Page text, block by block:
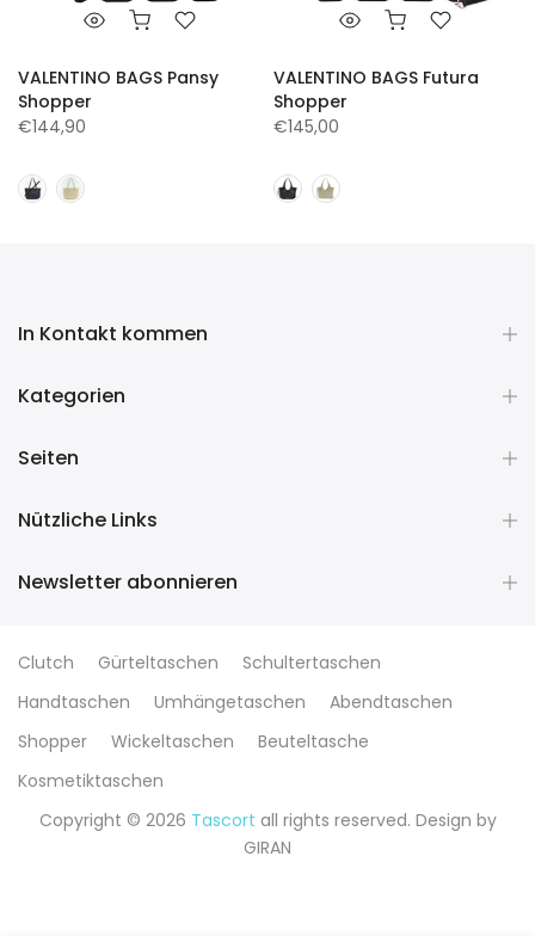
VALENTINO BAGS Pansy
Shopper
€144,90
VALENTINO BAGS Futura
Shopper
€145,00
In Kontakt kommen
Kategorien
Seiten
Nützliche Links
Newsletter abonnieren
Clutch Gürteltaschen
Schultertaschen
Handtaschen
Umhängetaschen
Abendtaschen
Shopper
Wickeltaschen
Beuteltasche
Kosmetiktaschen
Copyright © 2026 Tascort all rights reserved. Design by
GIRAN